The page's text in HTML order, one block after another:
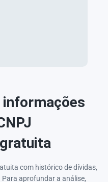
informações
com histórico de dívidas,
aprofundar a análise,